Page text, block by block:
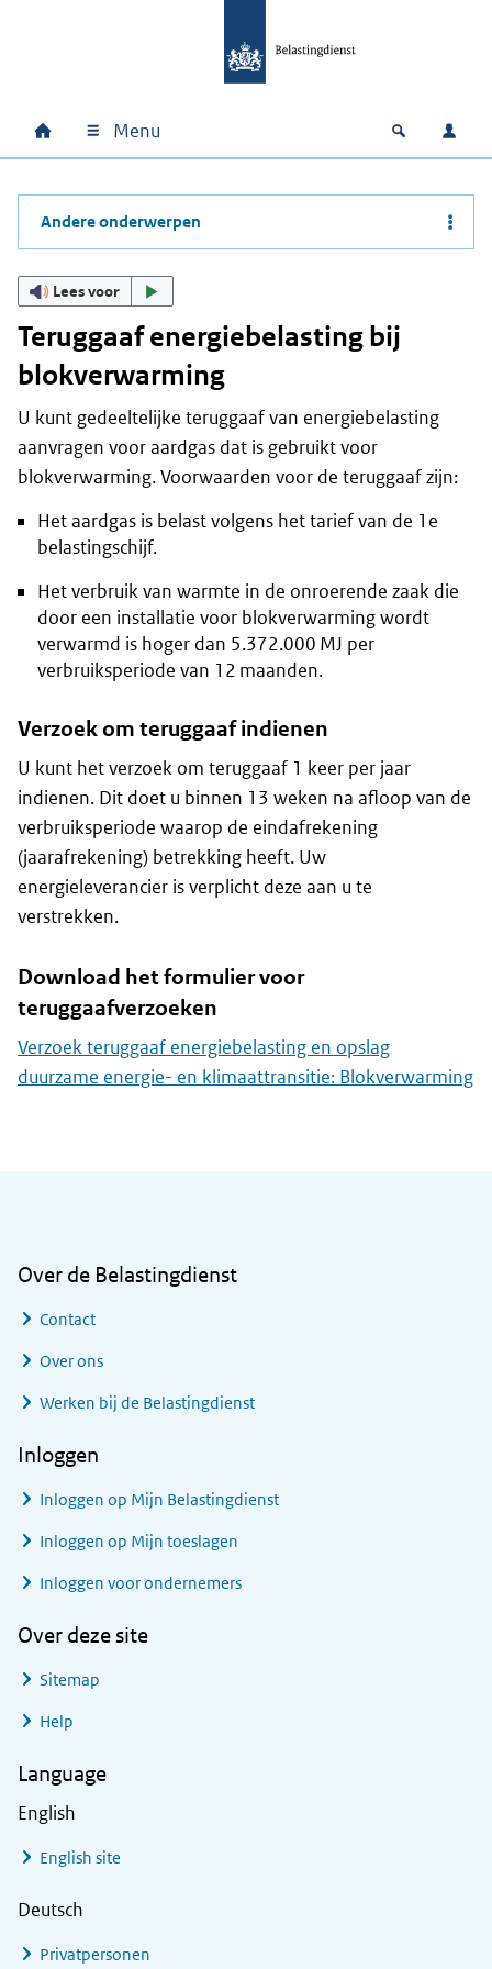
Hoofdnavigatie
Home Menu Open
Andere onderwerpen
Lees voor
Teruggaaf energiebelasting bij
blokverwarming
U kunt gedeeltelijke teruggaaf van energiebelasting
aanvragen voor aardgas dat is gebruikt voor
blokverwarming. Voorwaarden voor de teruggaaf zijn:
Het aardgas is belast volgens het tarief van de 1e
belastingschijf.
Het verbruik van warmte in de onroerende zaak die
door een installatie voor blokverwarming wordt
verwarmd is hoger dan 5.372.000 MJ per
verbruiksperiode van 12 maanden.
Verzoek om teruggaaf indienen
U kunt het verzoek om teruggaaf 1 keer per jaar
indienen. Dit doet u binnen 13 weken na afloop van de
verbruiksperiode waarop de eindafrekening
(jaarafrekening) betrekking heeft. Uw
energieleverancier is verplicht deze aan u te
verstrekken.
Download het formulier voor
teruggaafverzoeken
Verzoek teruggaaf energiebelasting en opslag
duurzame energie- en klimaattransitie: Blokverwarming
Over de Belastingdienst
Contact
Over ons
Werken bij de Belastingdienst
Inloggen
Inloggen op Mijn Belastingdienst
Inloggen op Mijn toeslagen
Inloggen voor ondernemers
Over deze site
Sitemap
Help
Language
English
English site
Deutsch
Privatpersonen